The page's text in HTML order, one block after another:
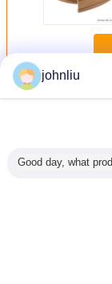
더 많은 것
johnliu
Good day, what